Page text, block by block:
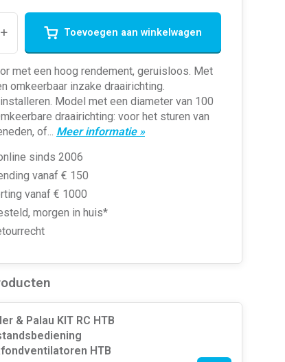
+ Toevoegen aan winkelwagen
met een hoog rendement, geruisloos. Met
omkeerbaar inzake draairichting.
Model met een diameter van 100
draairichting: voor het sturen van
of... Meer informatie »
sinds 2006
vanaf € 150
vanaf € 1000
morgen in huis*
& Palau KIT RC HTB
HTB